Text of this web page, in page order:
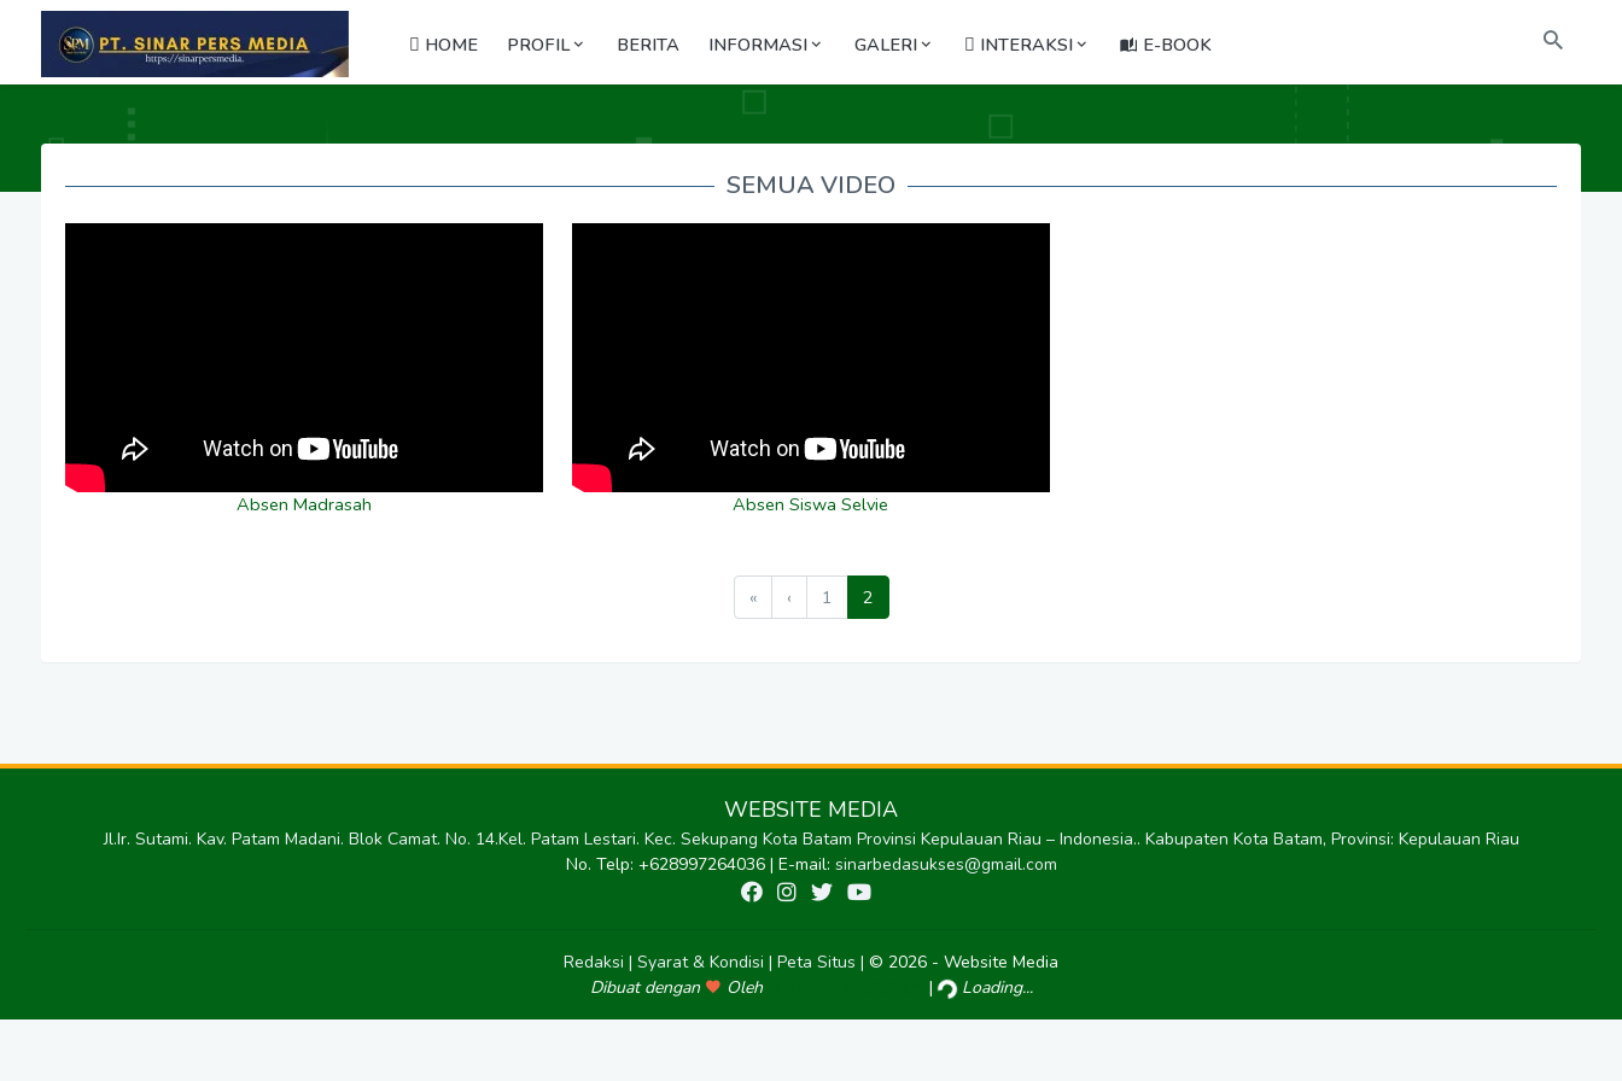
HOME PROFIL BERITA INFORMASI GALERI INTERAKSI E-BOOK
SEMUA VIDEO
Absen Madrasah Absen Siswa Selvie
« ‹ 1 2
WEBSITE MEDIA
Jl.Ir. Sutami. Kav. Patam Madani. Blok Camat. No. 14.Kel. Patam Lestari. Kec. Sekupang Kota Batam Provinsi Kepulauan Riau – Indonesia.. Kabupaten Kota Batam, Provinsi: Kepulauan Riau
No. Telp: +628997264036 | E-mail: sinarbedasukses@gmail.com
Redaksi | Syarat & Kondisi | Peta Situs | © 2026 - Website Media
Dibuat dengan
Oleh | Loading...